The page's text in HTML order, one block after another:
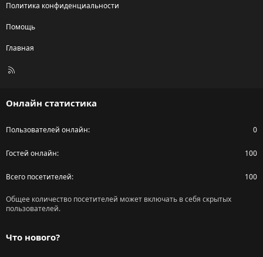
Политика конфиденциальности
Помощь
Главная
R
Онлайн статистика
Пользователей онлайн 0
Гостей онлайн 100
Всего посетителей 100
Общее количество посетителей может включать в себя скрытых
пользователей.
Что нового?